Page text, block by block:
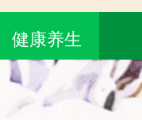
健康养生